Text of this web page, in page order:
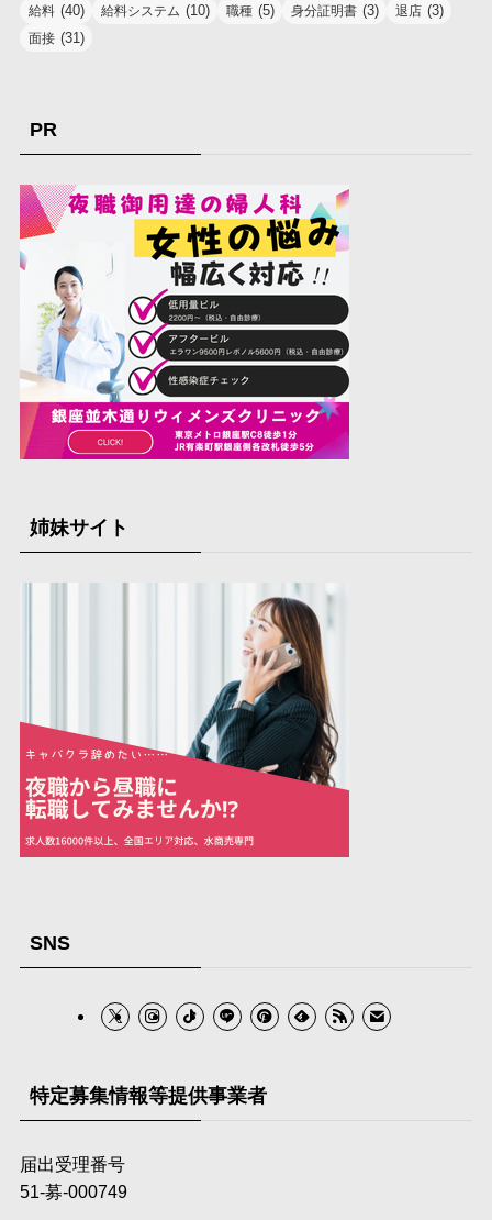
給料 (40) 給料システム (10) 職種 (5) 身分証明書 (3) 退店 (3)
面接 (31)
PR
姉妹サイト
SNS
特定募集情報等提供事業者
届出受理番号
51-募‐000749